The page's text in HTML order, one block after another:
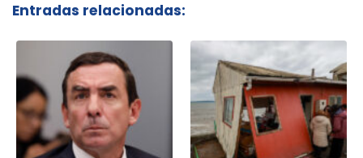
Entradas relacionadas: